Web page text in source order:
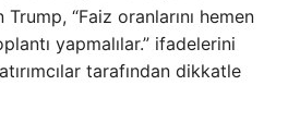
“Faiz oranlarını hemen
yapmalılar.” ifadelerini
tarafından dikkatle